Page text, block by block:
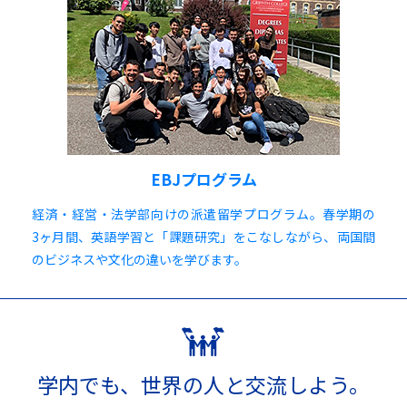
EBJプログラム
経済・経営・法学部向けの派遣留学プログラム。春学期の
3ヶ月間、英語学習と「課題研究」をこなしながら、両国間
のビジネスや文化の違いを学びます。
学内でも、世界の人と交流しよう。